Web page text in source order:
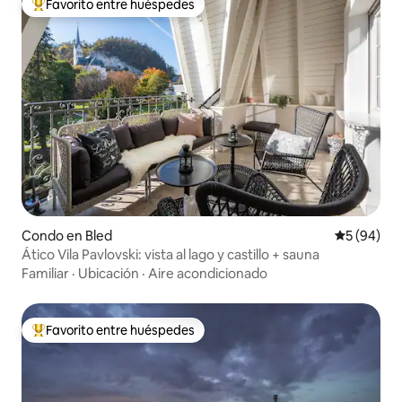
Favorito entre huéspedes preferido
Favorito entre huéspedes
Condo en Bled
5 (94)
Ático Vila Pavlovski: vista al lago y castillo + sauna
Familiar · Ubicación · Aire acondicionado
Favorito entre huéspedes preferido
Favorito entre huéspedes